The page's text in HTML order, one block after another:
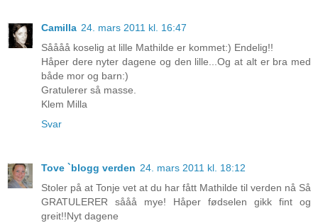
Camilla 24. mars 2011 kl. 16:47
Såååå koselig at lille Mathilde er kommet:) Endelig!!
Håper dere nyter dagene og den lille...Og at alt er bra med
både mor og barn:)
Gratulerer så masse.
Klem Milla
Svar
Tove `blogg verden 24. mars 2011 kl. 18:12
Stoler på at Tonje vet at du har fått Mathilde til verden nå Så
GRATULERER sååå mye! Håper fødselen gikk fint og
greit!!Nyt dagene